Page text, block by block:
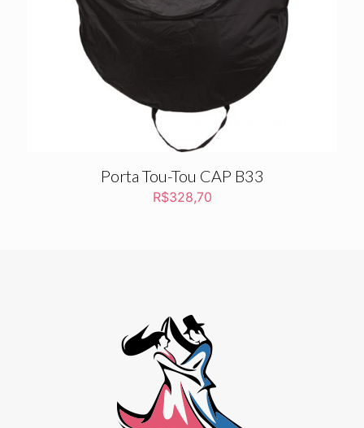
Porta Tou-Tou CAP B33
R$328,70